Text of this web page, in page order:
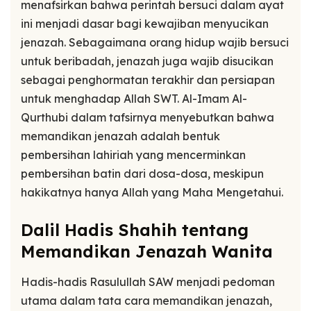
menafsirkan bahwa perintah bersuci dalam ayat
ini menjadi dasar bagi kewajiban menyucikan
jenazah. Sebagaimana orang hidup wajib bersuci
untuk beribadah, jenazah juga wajib disucikan
sebagai penghormatan terakhir dan persiapan
untuk menghadap Allah SWT. Al-Imam Al-
Qurthubi dalam tafsirnya menyebutkan bahwa
memandikan jenazah adalah bentuk
pembersihan lahiriah yang mencerminkan
pembersihan batin dari dosa-dosa, meskipun
hakikatnya hanya Allah yang Maha Mengetahui.
Dalil Hadis Shahih tentang
Memandikan Jenazah Wanita
Hadis-hadis Rasulullah SAW menjadi pedoman
utama dalam tata cara memandikan jenazah,